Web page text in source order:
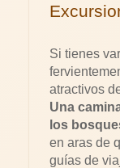
Si tienes
atractivos
Una
los
en aras de
guías de